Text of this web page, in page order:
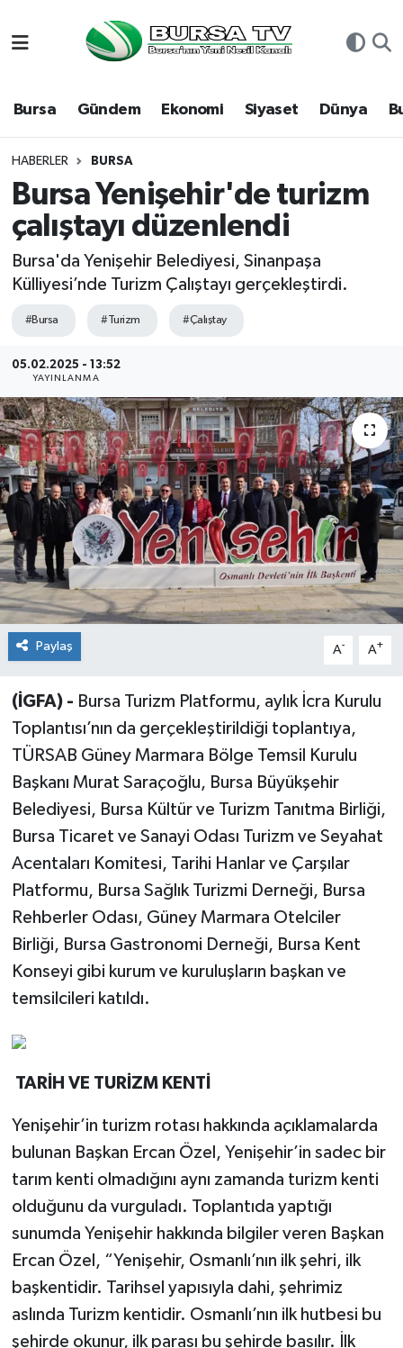
Bursa Gündem Ekonomi Siyaset Dünya
HABERLER BURSA
Bursa Yenişehir'de turizm
çalıştayı düzenlendi
Bursa'da Yenişehir Belediyesi, Sinanpaşa
Külliyesi’nde Turizm Çalıştayı gerçekleştirdi.
#Bursa #Turizm #Çalıştay
05.02.2025 - 13:52
YAYINLANMA
Paylaş A- A+
(İGFA) - Bursa Turizm Platformu, aylık İcra Kurulu
Toplantısı’nın da gerçekleştirildiği toplantıya,
TÜRSAB Güney Marmara Bölge Temsil Kurulu
Başkanı Murat Saraçoğlu, Bursa Büyükşehir
Belediyesi, Bursa Kültür ve Turizm Tanıtma Birliği,
Bursa Ticaret ve Sanayi Odası Turizm ve Seyahat
Acentaları Komitesi, Tarihi Hanlar ve Çarşılar
Platformu, Bursa Sağlık Turizmi Derneği, Bursa
Rehberler Odası, Güney Marmara Otelciler
Birliği, Bursa Gastronomi Derneği, Bursa Kent
Konseyi gibi kurum ve kuruluşların başkan ve
temsilcileri katıldı.
TARİH VE TURİZM KENTİ
Yenişehir’in turizm rotası hakkında açıklamalarda
bulunan Başkan Ercan Özel, Yenişehir’in sadec bir
tarım kenti olmadığını aynı zamanda turizm kenti
olduğunu da vurguladı. Toplantıda yaptığı
sunumda Yenişehir hakkında bilgiler veren Başkan
Ercan Özel, “Yenişehir, Osmanlı’nın ilk şehri, ilk
başkentidir. Tarihsel yapısıyla dahi, şehrimiz
aslında Turizm kentidir. Osmanlı’nın ilk hutbesi bu
şehirde okunur, ilk parası bu şehirde basılır. İlk
Bursa
Dünya
Eğitim
Ekonomi
Sağlık
Siyaset
Spor
Teknoloji
Türkiye
Hava Durumu
Namaz Vakitleri
Trafik Durumu
Süper Lig Puan Durumu ve Fikstür